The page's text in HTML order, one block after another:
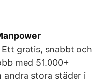
gratis, snabbt och
med 51.000+
andra stora städer i